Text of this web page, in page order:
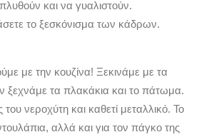
και να γυαλιστούν.
το ξεσκόνισμα των κάδρων.
με την κουζίνα! Ξεκινάμε με τα
ξεχνάμε τα πλακάκια και το πάτωμα.
νεροχύτη και καθετί μεταλλικό. Το
ντουλάπια, αλλά και για τον πάγκο της